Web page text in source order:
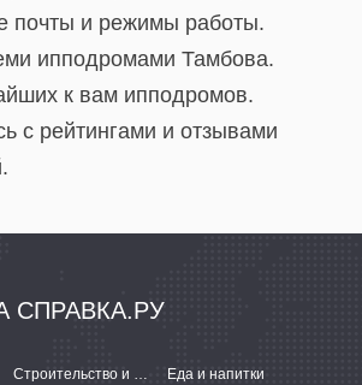
почты и режимы работы.
ипподромами Тамбова.
к вам ипподромов.
с рейтингами и отзывами
СПРАВКА.РУ
Строительство и ремонт
Еда и напитки